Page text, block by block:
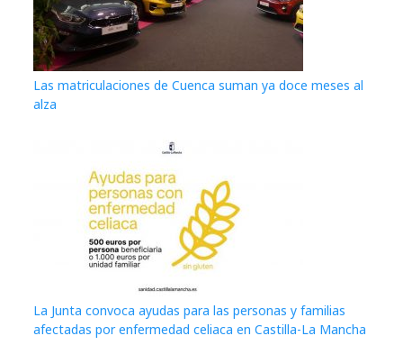
Las matriculaciones de Cuenca suman ya doce meses al
alza
La Junta convoca ayudas para las personas y familias
afectadas por enfermedad celiaca en Castilla-La Mancha